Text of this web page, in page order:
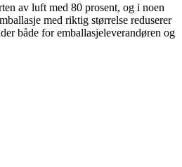
av luft med 80 prosent, og i noen
med riktig størrelse reduserer
både for emballasjeleverandøren og